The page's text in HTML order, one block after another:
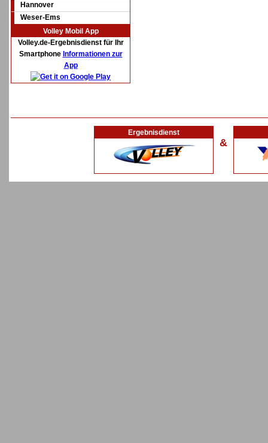
Hannover
Weser-Ems
Volley Mobil App
Volley.de-Ergebnisdienst für Ihr
Smartphone Informationen zur
App
Ergebnisdienst
&